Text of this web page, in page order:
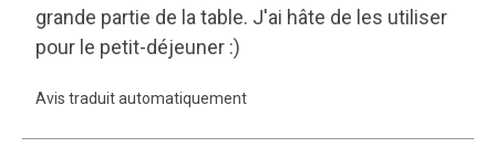
grande partie de la table. J'ai hâte de les utiliser
pour le petit-déjeuner :)
Avis traduit automatiquement